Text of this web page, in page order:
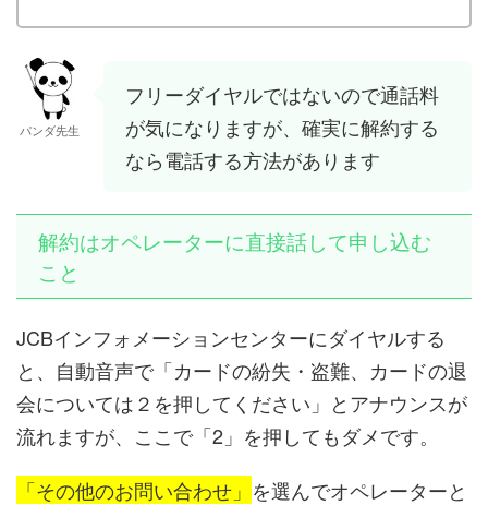
パンダ先生
フリーダイヤルではないので通話料
が気になりますが、確実に解約する
なら電話する方法があります
解約はオペレーターに直接話して申し込む
こと
JCBインフォメーションセンターにダイヤルする
と、自動音声で「カードの紛失・盗難、カードの退
会については２を押してください」とアナウンスが
流れますが、ここで「2」を押してもダメです。
「その他のお問い合わせ」 を選んでオペレーターと